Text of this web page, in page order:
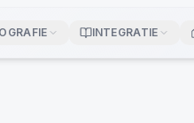
INTEGRATIE